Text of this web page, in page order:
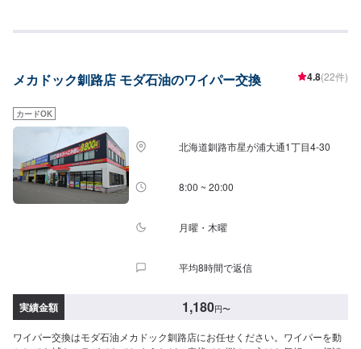
メカドック釧路店 モダ石油のワイパー交換 4.8(22件)
カードOK
北海道釧路市星が浦大通1丁目4-30
8:00 ~ 20:00
月曜・木曜
平均8時間で返信
実績金額 1,180円〜
ワイパー交換はモダ石油メカドック釧路店にお任せください。ワイパーを動